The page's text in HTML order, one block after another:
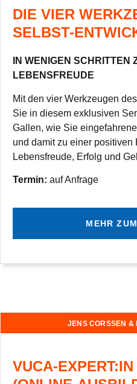
DIE VIER
SELBST-
IN WENIGEN SCHRITTEN
LEBENSFREUDE
Mit den vier Werk­zeu­gen
Sie in die­sem exklu­si­ven
Gal­len, wie Sie
und damit zu einer
Lebens­freude, Erfolg und
Ter­min: auf Anfrage
MEHR
JENS CORSSEN &
VUCA-